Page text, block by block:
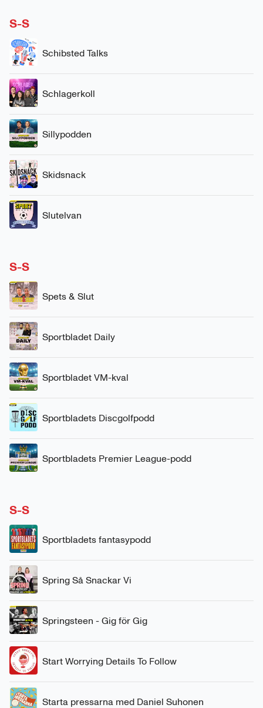
S-S
Schibsted Talks
Schlagerkoll
Sillypodden
Skidsnack
Slutelvan
S-S
Spets & Slut
Sportbladet Daily
Sportbladet VM-kval
Sportbladets Discgolfpodd
Sportbladets Premier League-podd
S-S
Sportbladets fantasypodd
Spring Så Snackar Vi
Springsteen - Gig för Gig
Start Worrying Details To Follow
Starta pressarna med Daniel Suhonen